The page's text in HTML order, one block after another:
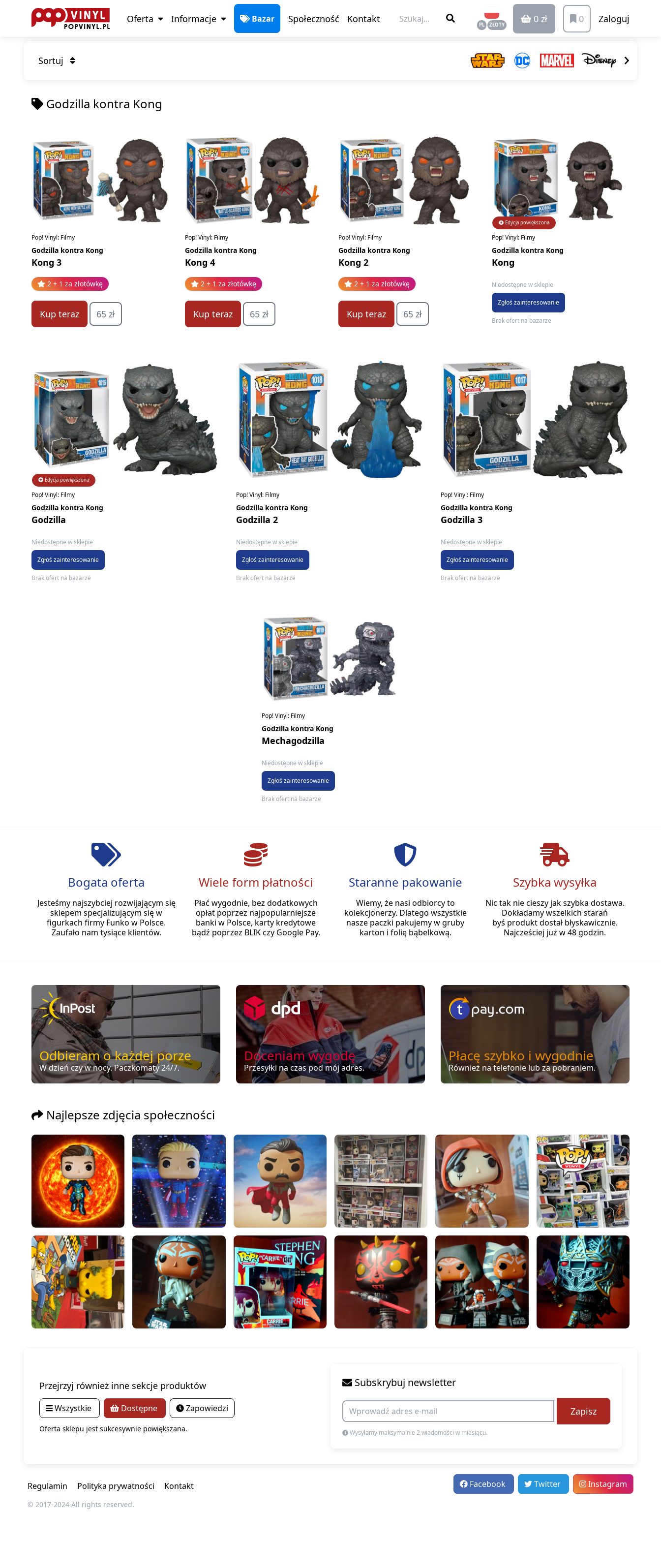
Oferta Informacje Bazar Społeczność Kontakt
PL ZŁOTY
0 zł 0 Zaloguj
Sortuj
Godzilla kontra Kong
Pop! Vinyl: Filmy
Godzilla kontra Kong
Kong 3
2 + 1 za złotówkę
Kup teraz 65 zł
Pop! Vinyl: Filmy
Godzilla kontra Kong
Kong 4
2 + 1 za złotówkę
Kup teraz 65 zł
Pop! Vinyl: Filmy
Godzilla kontra Kong
Kong 2
2 + 1 za złotówkę
Kup teraz 65 zł
Edycja powiększona
Pop! Vinyl: Filmy
Godzilla kontra Kong
Kong
Niedostępne w sklepie
Zgłoś zainteresowanie
Brak ofert na bazarze
Edycja powiększona
Pop! Vinyl: Filmy
Godzilla kontra Kong
Godzilla
Niedostępne w sklepie
Zgłoś zainteresowanie
Brak ofert na bazarze
Pop! Vinyl: Filmy
Godzilla kontra Kong
Godzilla 2
Niedostępne w sklepie
Zgłoś zainteresowanie
Brak ofert na bazarze
Pop! Vinyl: Filmy
Godzilla kontra Kong
Godzilla 3
Niedostępne w sklepie
Zgłoś zainteresowanie
Brak ofert na bazarze
Pop! Vinyl: Filmy
Godzilla kontra Kong
Mechagodzilla
Niedostępne w sklepie
Zgłoś zainteresowanie
Brak ofert na bazarze
Bogata oferta
Jesteśmy najszybciej rozwijającym się
sklepem specjalizującym się w
figurkach firmy Funko w Polsce.
Zaufało nam tysiące klientów.
Wiele form płatności
Płać wygodnie, bez dodatkowych
opłat poprzez najpopularniejsze
banki w Polsce, karty kredytowe
bądź poprzez BLIK czy Google Pay.
Staranne pakowanie
Wiemy, że nasi odbiorcy to
kolekcjonerzy. Dlatego wszystkie
nasze paczki pakujemy w gruby
karton i folię bąbelkową.
Szybka wysyłka
Nic tak nie cieszy jak szybka dostawa.
Dokładamy wszelkich starań
byś produkt dostał błyskawicznie.
Najcześciej już w 48 godzin.
Odbieram o każdej porze
W dzień czy w nocy. Paczkomaty 24/7.
Doceniam wygodę
Przesyłki na czas pod mój adres.
Płacę szybko i wygodnie
Również na telefonie lub za pobraniem.
Najlepsze zdjęcia społeczności
Przejrzyj również inne sekcje produktów
Wszystkie Dostępne Zapowiedzi
Oferta sklepu jest sukcesywnie powiększana.
Subskrybuj newsletter
Zapisz
Wysyłamy maksymalnie 2 wiadomości w miesiącu.
Facebook Twitter Instagram
Regulamin Polityka prywatności Kontakt
© 2017-2024 All rights reserved.